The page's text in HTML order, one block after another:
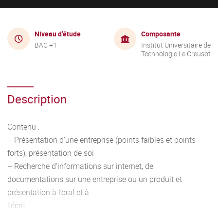
Niveau d'étude
BAC +1
Composante
Institut Universitaire de
Technologie Le Creusot
Description
Contenu :
– Présentation d’une entreprise (points faibles et points
forts), présentation de soi
– Recherche d’informations sur internet, de
documentations sur une entreprise ou un produit et
présentation à l’oral et à
l’écrit